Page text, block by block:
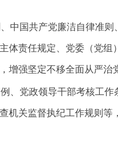
中国共产党廉洁自律准则
体责任规定、党委（党组
强坚定不移全面从严治
、党政领导干部考核工作
机关监督执纪工作规则等